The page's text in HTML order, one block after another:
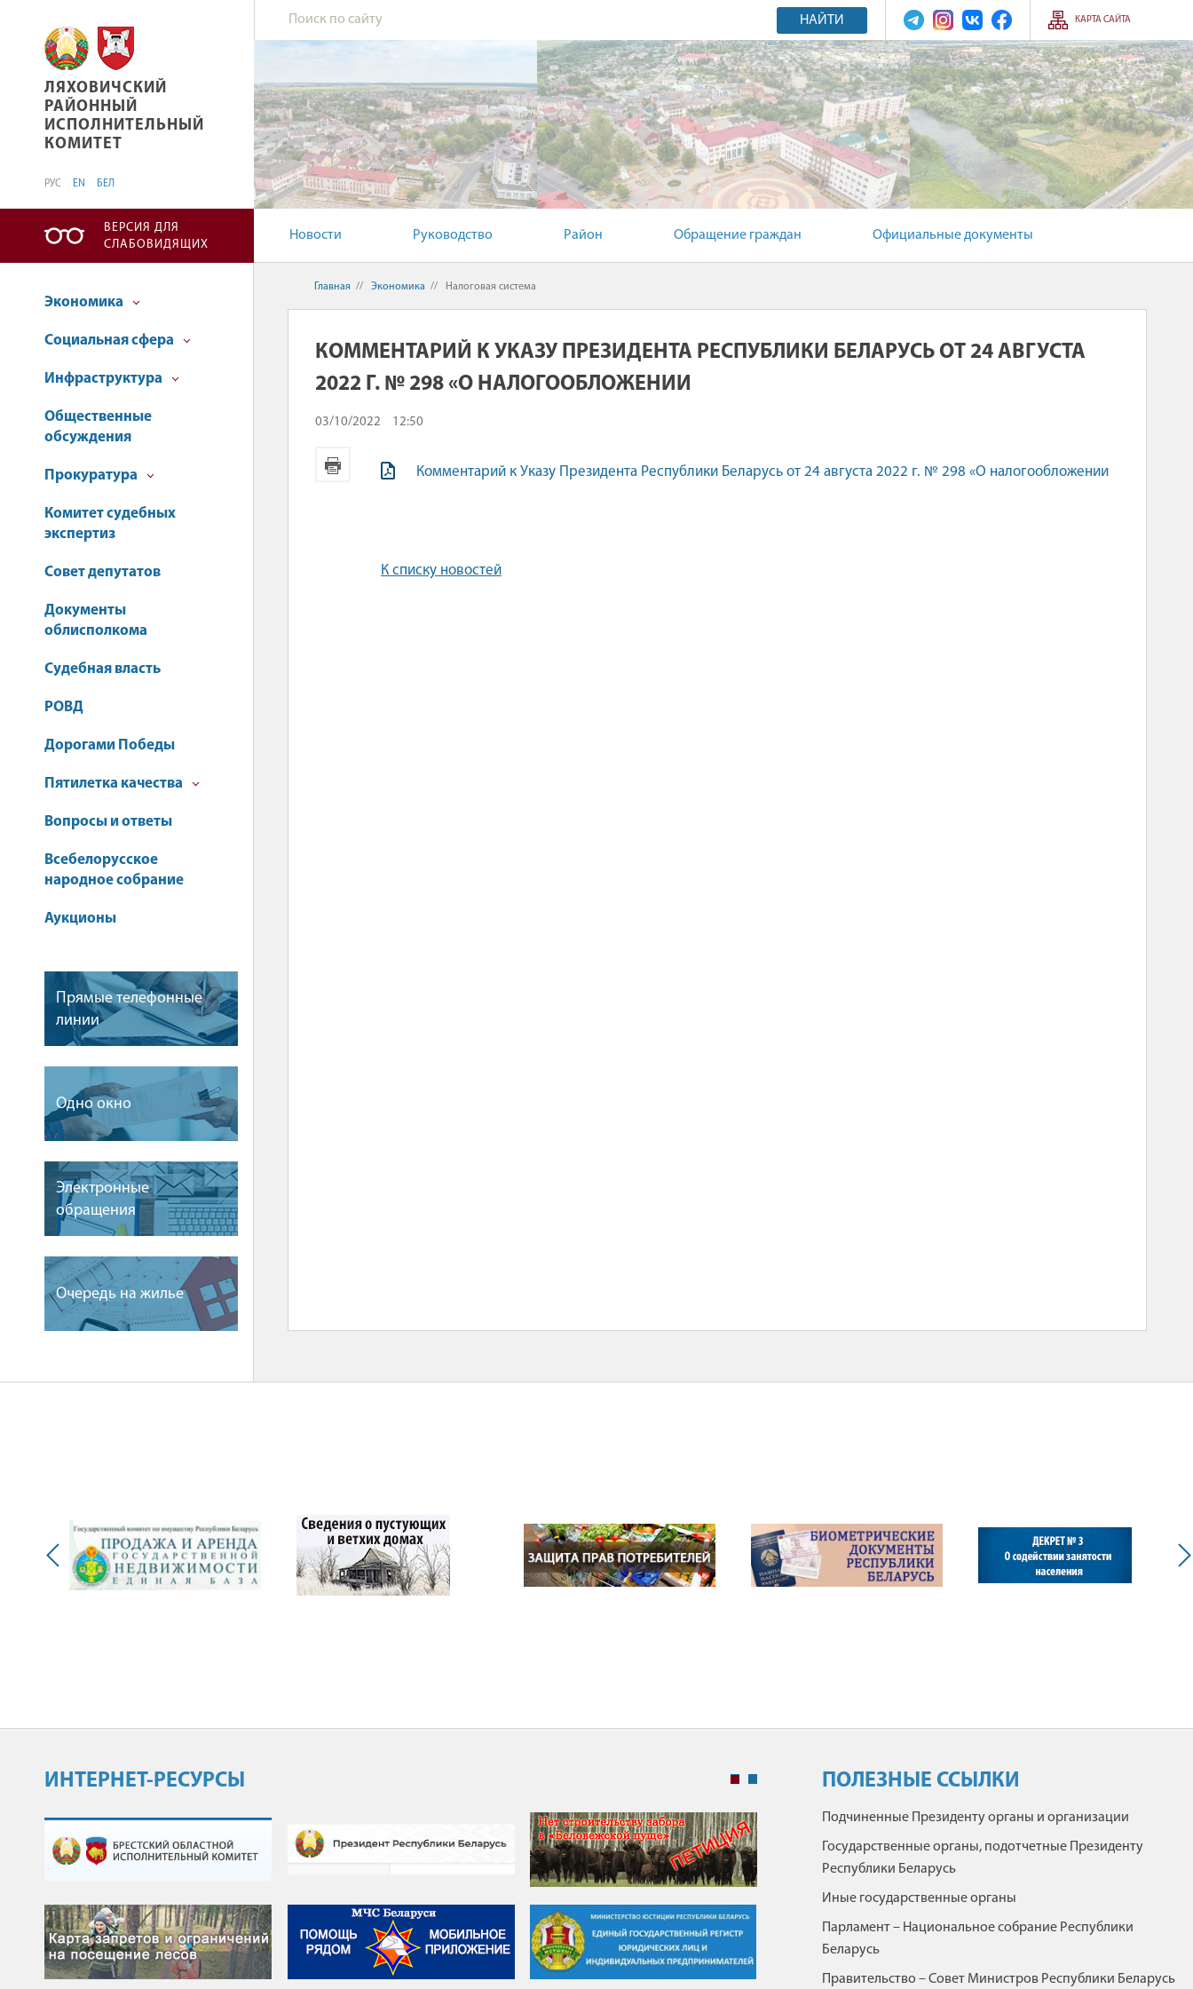
ЛЯХОВИЧСКИЙ РАЙОННЫЙ ИСПОЛНИТЕЛЬНЫЙ КОМИТЕТ
ЛЯХОВИЧСКИЙ
РАЙОННЫЙ
ИСПОЛНИТЕЛЬНЫЙ
КОМИТЕТ
РУС EN БЕЛ
НАЙТИ КАРТА САЙТА
ВЕРСИЯ ДЛЯ
СЛАБОВИДЯЩИХ
Новости Руководство Район Обращение граждан Официальные документы
Экономика
Социальная сфера
Инфраструктура
Общественные
обсуждения
Прокуратура
Комитет судебных
экспертиз
Совет депутатов
Документы
облисполкома
Судебная власть
РОВД
Дорогами Победы
Пятилетка качества
Вопросы и ответы
Всебелорусское
народное собрание
Аукционы
Прямые телефонные
линии
Одно окно
Электронные
обращения
Очередь на жилье
Главная // Экономика // Налоговая система
КОММЕНТАРИЙ К УКАЗУ ПРЕЗИДЕНТА РЕСПУБЛИКИ БЕЛАРУСЬ ОТ 24 АВГУСТА
2022 Г. № 298 «О НАЛОГООБЛОЖЕНИИ
03/10/2022 12:50
Комментарий к Указу Президента Республики Беларусь от 24 августа 2022 г. № 298 «О налогообложении
К списку новостей
ИНТЕРНЕТ-РЕСУРСЫ ПОЛЕЗНЫЕ ССЫЛКИ
Подчиненные Президенту органы и организации
Государственные органы, подотчетные Президенту
Республики Беларусь
Иные государственные органы
Парламент – Национальное собрание Республики
Беларусь
Правительство – Совет Министров Республики Беларусь